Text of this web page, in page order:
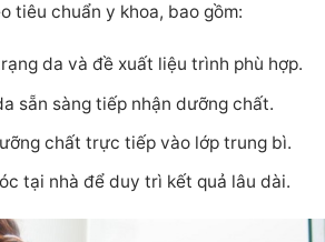
tiêu chuẩn y khoa, bao gồm:
da và đề xuất liệu trình phù hợp.
sẵn sàng tiếp nhận dưỡng chất.
chất trực tiếp vào lớp trung bì.
tại nhà để duy trì kết quả lâu dài.